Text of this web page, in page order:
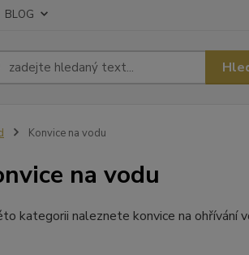
BLOG
Konvice na vodu
na vodu
kategorii naleznete konvice na ohřívání